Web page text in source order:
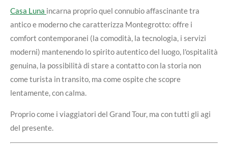
Casa Luna incarna proprio quel connubio affascinante tra
antico e moderno che caratterizza Montegrotto: offre i
comfort contemporanei (la comodità, la tecnologia, i servizi
moderni) mantenendo lo spirito autentico del luogo, l'ospitalità
genuina, la possibilità di stare a contatto con la storia non
come turista in transito, ma come ospite che scopre
lentamente, con calma.
Proprio come i viaggiatori del Grand Tour, ma con tutti gli agi
del presente.